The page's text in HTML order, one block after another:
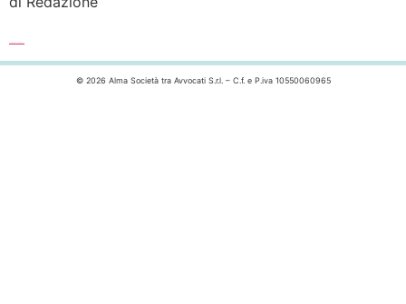
© 2026 Alma Società tra Avvocati S.r.l. – C.f. e P.iva 10550060965